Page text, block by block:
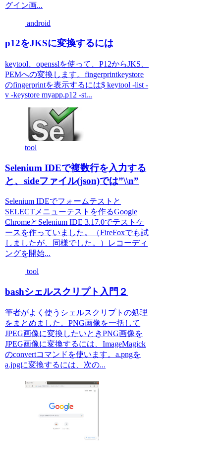
グイン画...
android
p12をJKSに変換するには
keytool、opensslを使って、P12からJKS、
PEMへの変換します。fingerprintkeystore
のfingerprintを表示するには$ keytool -list -
v -keystore myapp.p12 -st...
tool
Selenium IDEで複数行を入力する
と、sideファイル(json)では”\\n”
Selenium IDEでフォームテストと
SELECTメニューテストを作るGoogle
ChromeとSelenium IDE 3.17.0でテストケ
ースを作っていました。（FireFoxでも試
しましたが、同様でした。）レコーディ
ングを開始...
tool
bashシェルスクリプト入門２
筆者がよく使うシェルスクリプトの処理
をまとめました。PNG画像を一括して
JPEG画像に変換したいときPNG画像を
JPEG画像に変換するには、ImageMagick
のconvertコマンドを使います。a.pngを
a.jpgに変換するには、次の...